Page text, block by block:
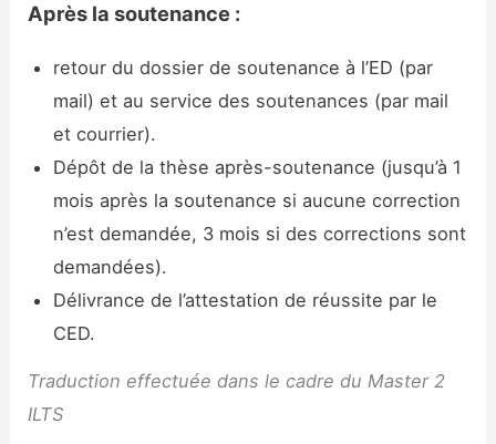
Après la soutenance :
retour du dossier de soutenance à l’ED (par
mail) et au service des soutenances (par mail
et courrier).
Dépôt de la thèse après-soutenance (jusqu’à 1
mois après la soutenance si aucune correction
n’est demandée, 3 mois si des corrections sont
demandées).
Délivrance de l’attestation de réussite par le
CED.
Traduction effectuée dans le cadre duMaster 2
ILTS